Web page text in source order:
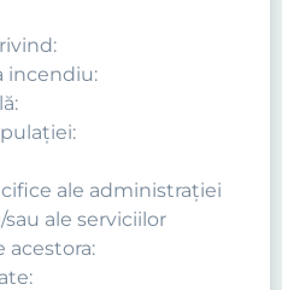
incendiu:
ale administraţiei
ale serviciilor
acestora: